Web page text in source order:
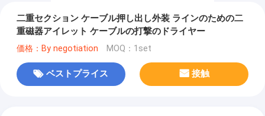
二重セクション ケーブル押し出し外装 ラインのための二
重磁器アイレット ケーブルの打撃のドライヤー
価格：By negotiation MOQ：1set
ベストプライス 接触